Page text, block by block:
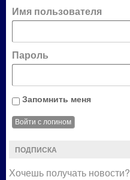
Имя пользователя
Пароль
Запомнить меня
ПОДПИСКА
Хочешь получать новости?